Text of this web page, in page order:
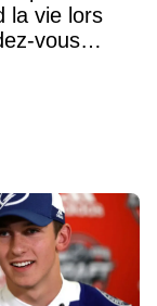
la vie lors
vous